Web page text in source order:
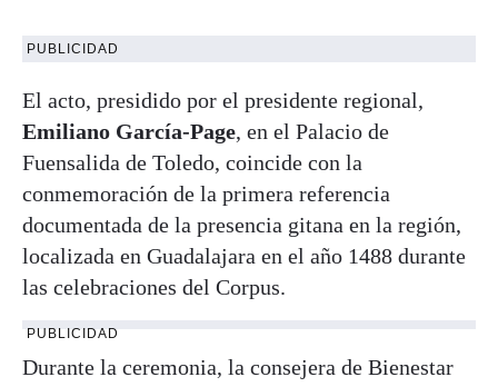
PUBLICIDAD
El acto, presidido por el presidente regional,
Emiliano García-Page, en el Palacio de
Fuensalida de Toledo, coincide con la
conmemoración de la primera referencia
documentada de la presencia gitana en la región,
localizada en Guadalajara en el año 1488 durante
las celebraciones del Corpus.
PUBLICIDAD
Durante la ceremonia, la consejera de Bienestar